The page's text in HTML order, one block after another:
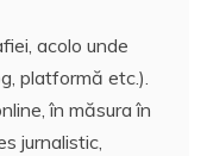
acolo unde
platformă etc.).
în măsura în
jurnalistic,